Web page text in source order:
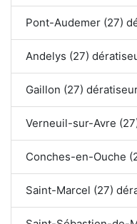
Pont-Audemer (27)
Andelys (27)
Gaillon (27)
Verneuil-sur-Avre
Conches-en-Ouche
Saint-Marcel (27)